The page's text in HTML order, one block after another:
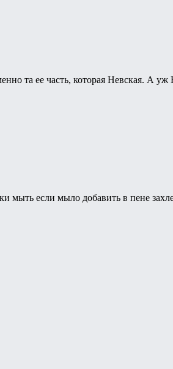
та ее часть, которая Невская. А уж
мыть если мыло добавить в пене